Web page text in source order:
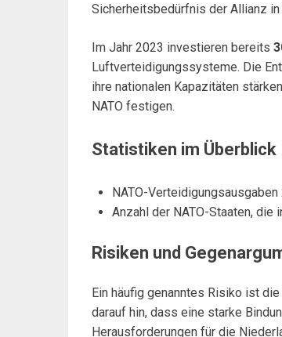
Sicherheitsbedürfnis der Allianz
Im Jahr 2023 investieren bereits
Luftverteidigungssysteme. Die
ihre nationalen Kapazitäten
NATO festigen.
Statistiken im Überblick
NATO-
Anzahl der NATO-Staaten,
Risiken und
Ein häufig genanntes Risiko ist
darauf hin, dass eine starke
Herausforderungen für die